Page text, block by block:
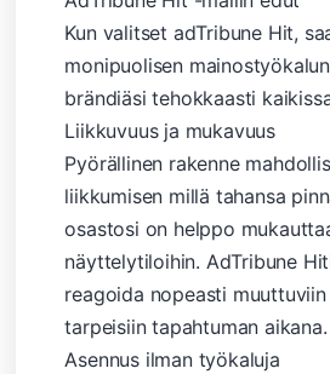
Kun valitset adTribune Hit,
monipuolisen
brändiäsi tehokkaasti
Liikkuvuus ja mukavuus
Pyörällinen rakenne
liikkumisen millä tahansa
osastosi on helppo
näyttelytiloihin. AdTribune
reagoida nopeasti
tarpeisiin tapahtuman aikana.
Asennus ilman työkaluja